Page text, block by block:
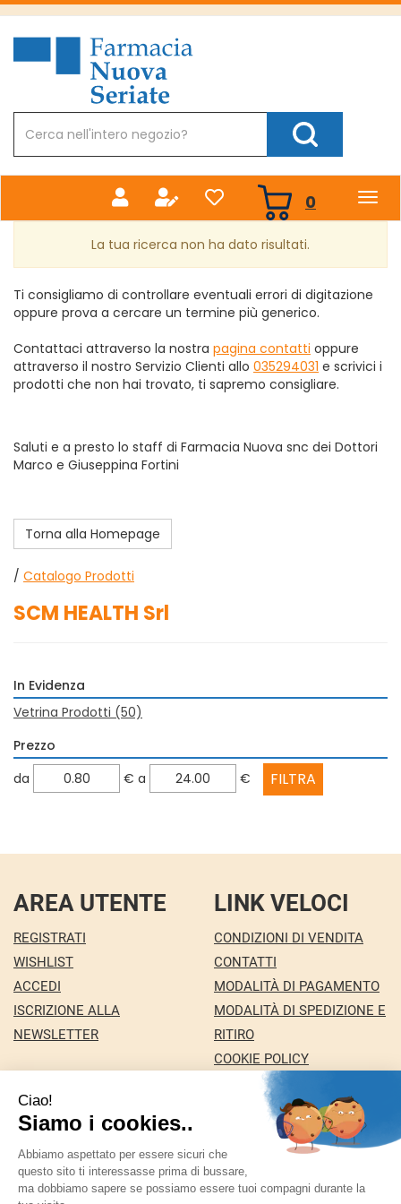
Passa
principale
Farmacia
Nuova
Prodotto
Cerca Prodotto
0 prodotti
inseriti
La tua ricerca non ha dato risultati.
Ti consigliamo di controllare eventuali errori di digitazione
oppure prova a cercare un termine più generico.
Contattaci attraverso la nostra pagina contatti oppure
attraverso il nostro Servizio Clienti allo 035294031 e scrivici i
prodotti che non hai trovato, ti sapremo consigliare.
Saluti e a presto lo staff di Farmacia Nuova snc dei Dottori
Marco e Giuseppina Fortini
Torna alla Homepage
/ Catalogo Prodotti
SCM HEALTH Srl
In Evidenza
Vetrina Prodotti (50)
Prezzo
filtra
da € filtra
a €
AREA UTENTE
REGISTRATI
WISHLIST
ACCEDI
ISCRIZIONE ALLA
NEWSLETTER
LINK VELOCI
CONDIZIONI DI VENDITA
CONTATTI
MODALITÀ DI PAGAMENTO
MODALITÀ DI SPEDIZIONE E
RITIRO
COOKIE POLICY
INFORMATIVA PRIVACY
Farmacia Nuova snc dei Dottori Marco e
Giuseppina Fortini - Via Italia 72 24068 Seriate (BG)
marforti@tin.it|Tel.: 035294031| P.Iva: 03258590169 |